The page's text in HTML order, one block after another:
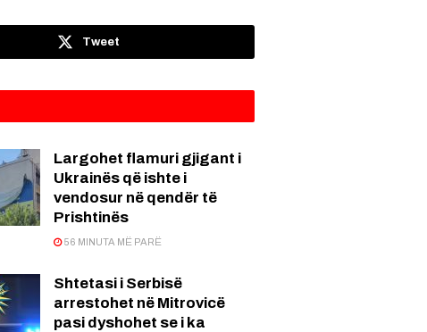
Tweet
Largohet flamuri gjigant i
Ukrainës që ishte i
vendosur në qendër të
Prishtinës
56 MINUTA MË PARË
Shtetasi i Serbisë
arrestohet në Mitrovicë
pasi dyshohet se i ka